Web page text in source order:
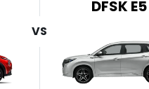
DFSK E5